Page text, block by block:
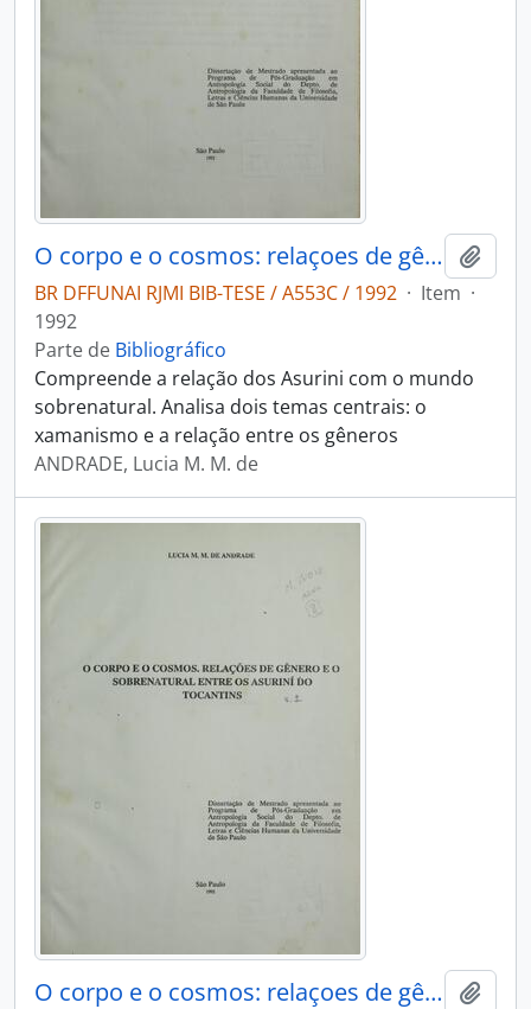
O corpo e o cosmos: relaçoes de gênero e o sobrenatural entre o asurini do tocantins
BR DFFUNAI RJMI BIB-TESE / A553C / 1992 · Item ·
1992
Parte de Bibliográfico
Compreende a relação dos Asurini com o mundo
sobrenatural. Analisa dois temas centrais: o
xamanismo e a relação entre os gêneros
ANDRADE, Lucia M. M. de
O corpo e o cosmos: relaçoes de gênero e o sobrenatural entre o asurini do tocantins